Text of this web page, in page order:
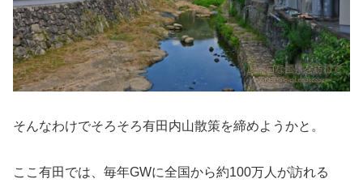
そんなわけでそろそろ有田内山散策を締めようかと。
ここ有田では、毎年GWに全国から約100万人が訪れる